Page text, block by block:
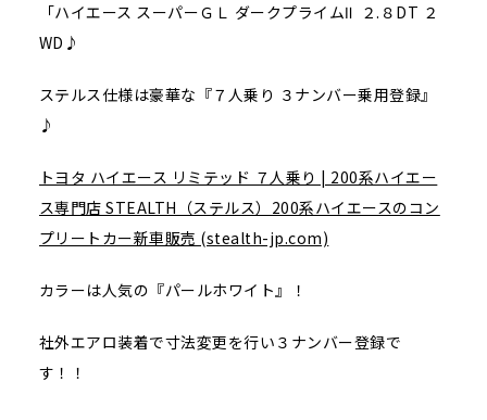
「ハイエース スーパーＧＬ ダークプライムⅡ ２.８DT ２
WD♪
ステルス仕様は豪華な『７人乗り ３ナンバー乗用登録』
♪
トヨタ ハイエース リミテッド ７人乗り | 200系ハイエー
ス専門店 STEALTH（ステルス）200系ハイエースのコン
プリートカー新車販売 (stealth-jp.com)
カラーは人気の『パールホワイト』！
社外エアロ装着で寸法変更を行い３ナンバー登録で
す！！